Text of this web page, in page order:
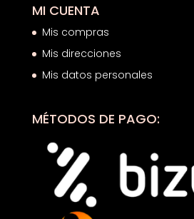
MI CUENTA
Mis compras
Mis direcciones
Mis datos personales
MÉTODOS DE PAGO: